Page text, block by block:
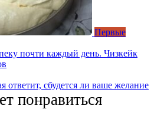
Первые
почти каждый день. Чизкейк
ответит, сбудется ли ваше желание
понравиться